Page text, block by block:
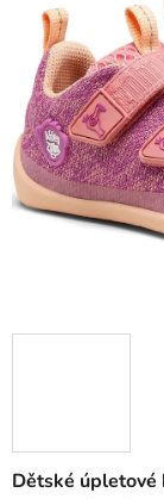
Dětské